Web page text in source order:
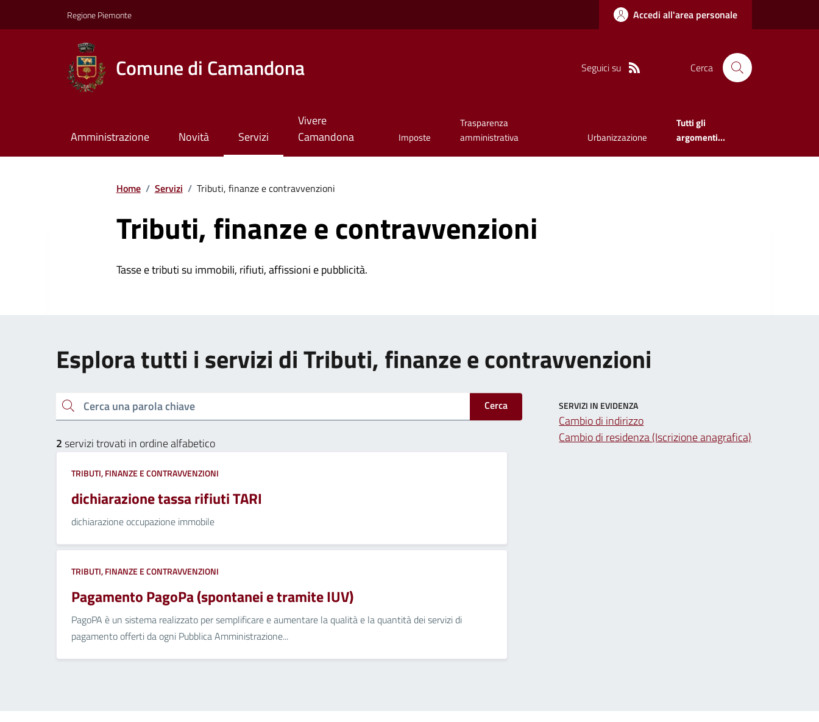
Regione Piemonte Accedi all'area personale
Comune di Camandona Seguici su Cerca
Amministrazione Novità Servizi
Vivere
Camandona
Imposte
Trasparenza
amministrativa
Urbanizzazione
Tutti gli
argomenti...
Home / Servizi / Tributi, finanze e contravvenzioni
Tributi, finanze e contravvenzioni
Tasse e tributi su immobili, rifiuti, affissioni e pubblicità.
Esplora tutti i servizi di Tributi, finanze e contravvenzioni
Cerca una parola chiave Cerca
2servizi trovati in ordine alfabetico
TRIBUTI, FINANZE E CONTRAVVENZIONI
dichiarazione tassa rifiuti TARI
dichiarazione occupazione immobile
TRIBUTI, FINANZE E CONTRAVVENZIONI
Pagamento PagoPa (spontanei e tramite IUV)
PagoPA è un sistema realizzato per semplificare e aumentare la qualità e la quantità dei servizi di
pagamento offerti da ogni Pubblica Amministrazione...
SERVIZI IN EVIDENZA
Cambio di indirizzo
Cambio di residenza (Iscrizione anagrafica)